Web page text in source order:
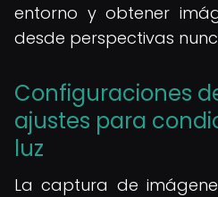
entorno y obtener
desde perspectivas
Configuraciones
ajustes para
luz
La captura de